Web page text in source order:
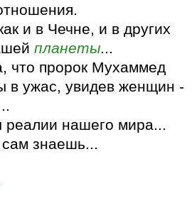
и в Чечне, и в других
планеты...
что пророк Мухаммед
в ужас, увидев женщин -
реалии нашего мира...
знаешь...